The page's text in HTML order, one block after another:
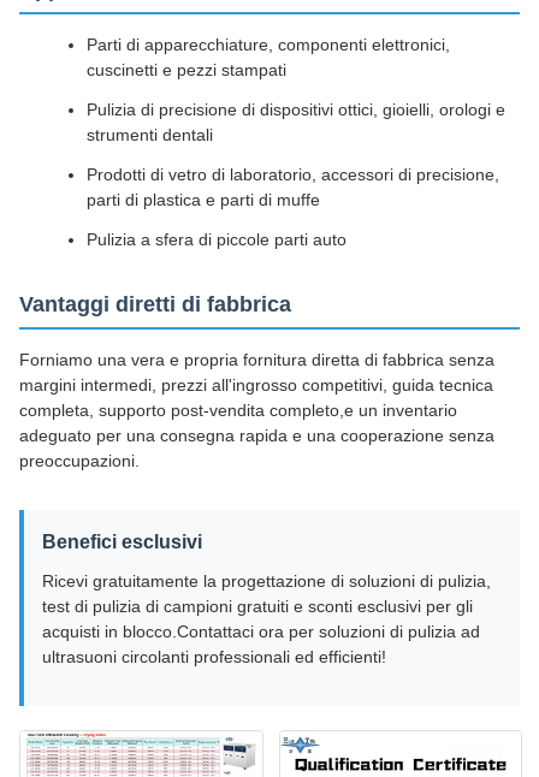
Parti di apparecchiature, componenti elettronici,
cuscinetti e pezzi stampati
Pulizia di precisione di dispositivi ottici, gioielli, orologi e
strumenti dentali
Prodotti di vetro di laboratorio, accessori di precisione,
parti di plastica e parti di muffe
Pulizia a sfera di piccole parti auto
Vantaggi diretti di fabbrica
Forniamo una vera e propria fornitura diretta di fabbrica senza
margini intermedi, prezzi all'ingrosso competitivi, guida tecnica
completa, supporto post-vendita completo,e un inventario
adeguato per una consegna rapida e una cooperazione senza
preoccupazioni.
Benefici esclusivi
Ricevi gratuitamente la progettazione di soluzioni di pulizia,
test di pulizia di campioni gratuiti e sconti esclusivi per gli
acquisti in blocco.Contattaci ora per soluzioni di pulizia ad
ultrasuoni circolanti professionali ed efficienti!